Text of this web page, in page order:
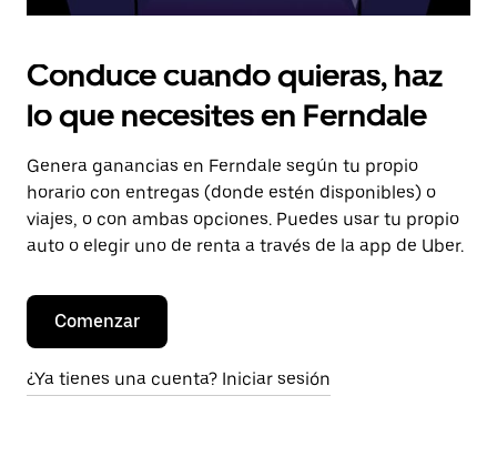
Conduce cuando quieras, haz
lo que necesites en Ferndale
Genera ganancias en Ferndale según tu propio
horario con entregas (donde estén disponibles) o
viajes, o con ambas opciones. Puedes usar tu propio
auto o elegir uno de renta a través de la app de Uber.
Comenzar
¿Ya tienes una cuenta? Iniciar sesión